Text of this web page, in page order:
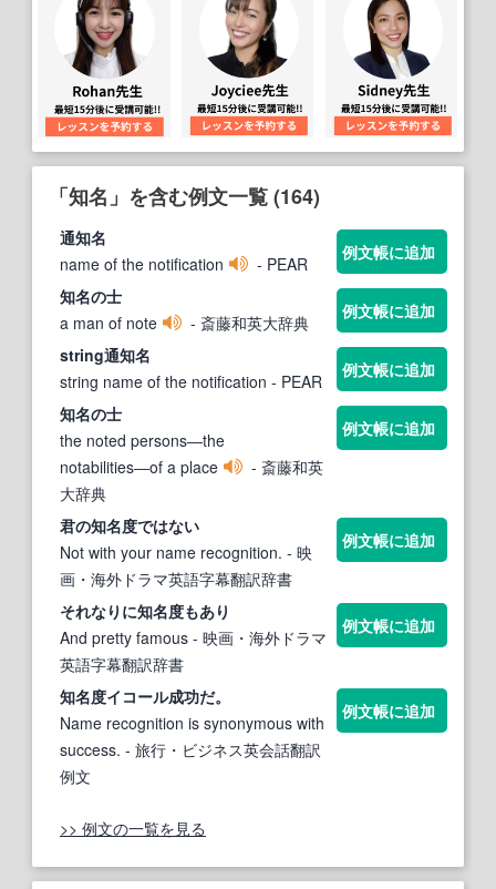
「知名」を含む例文一覧 (164)
通知名
name of the notification
- PEAR
例文帳に追加
知名の士
a man of note
- 斎藤和英大辞典
例文帳に追加
string通知名
string name of the notification - PEAR
例文帳に追加
知名の士
the noted persons―the
notabilities―of a place
- 斎藤和英
大辞典
例文帳に追加
君の知名度ではない
Not with your name recognition. - 映
画・海外ドラマ英語字幕翻訳辞書
例文帳に追加
それなりに知名度もあり
And pretty famous - 映画・海外ドラマ
英語字幕翻訳辞書
例文帳に追加
知名度イコール成功だ。
Name recognition is synonymous with
success. - 旅行・ビジネス英会話翻訳
例文
例文帳に追加
>> 例文の一覧を見る